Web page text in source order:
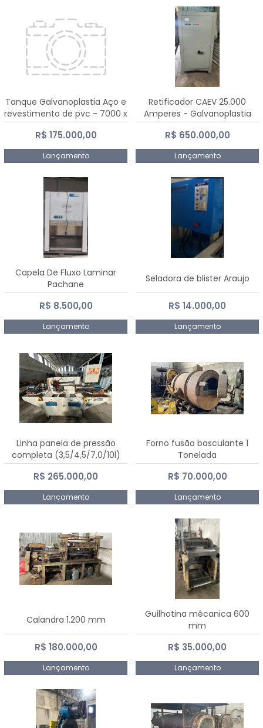
Tanque Galvanoplastia Aço e
revestimento de pvc - 7000 x
2200 mm
R$ 175.000,00
Lançamento
Retificador CAEV 25.000
Amperes - Galvanoplastia
R$ 650.000,00
Lançamento
Capela De Fluxo Laminar
Pachane
R$ 8.500,00
Lançamento
Seladora de blister Araujo
R$ 14.000,00
Lançamento
Linha panela de pressão
completa (3,5/4,5/7,0/10l)
R$ 265.000,00
Lançamento
Forno fusão basculante 1
Tonelada
R$ 70.000,00
Lançamento
Calandra 1.200 mm
R$ 180.000,00
Lançamento
Guilhotina mêcanica 600
mm
R$ 35.000,00
Lançamento